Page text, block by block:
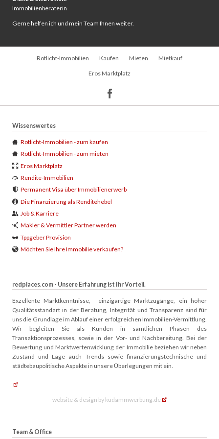
Immobilienberaterin
Gerne helfen ich und mein Team Ihnen weiter.
Navigation
Rotlicht-Immobilien Kaufen Mieten Mietkauf
Eros Marktplatz
Wissenswertes
Rotlicht-Immobilien - zum kaufen
Rotlicht-Immobilien - zum mieten
Eros Marktplatz
Rendite-Immobilien
Permanent Visa über Immobilienerwerb
Die Finanzierung als Renditehebel
Job & Karriere
Makler & Vermittler Partner werden
Tppgeber Provision
Möchten Sie Ihre Immobilie verkaufen?
redplaces.com - Unsere Erfahrung ist Ihr Vorteil.
Exzellente Marktkenntnisse, einzigartige Marktzugänge, ein hoher
Qualitätsstandart in der Beratung, Integrität und Transparenz sind für
uns die Grundlage im Ablauf einer erfolgreichen Immobilien-Vermittlung.
Wir begleiten Sie als Kunden in sämtlichen Phasen des
Transaktionsprozesses, sowie in der Vor- und Nachbereitung. Bei der
Bewertung und Marktwertenwicklung der Immobilie beziehen wir neben
Zustand und Lage auch Trends sowie finanzierungstechnische und
städtebaupolitische Aspekte in unsere Überlegungen mit ein.
website & design by kudammwerbung.de
Team & Office